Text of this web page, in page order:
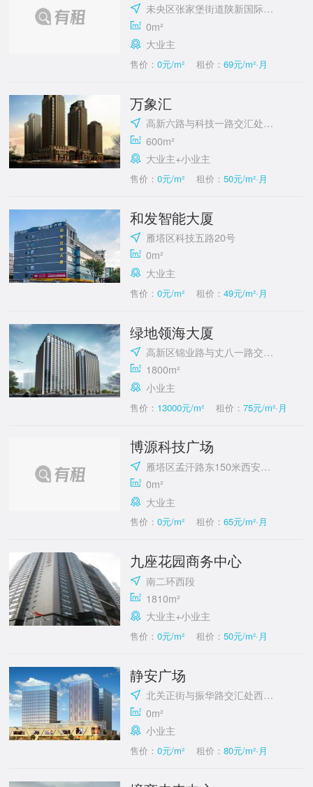
未央区张家堡街道陕新国际中心
0m²
大业主
售价：0元/m² 租价： 69元/m²·月
万象汇
高新六路与科技一路交汇处东南角
600m²
大业主+小业主
售价：0元/m² 租价： 50元/m²·月
和发智能大厦
雁塔区科技五路20号
0m²
大业主
售价：0元/m² 租价： 49元/m²·月
绿地领海大厦
高新区锦业路与丈八一路交汇处
1800m²
小业主
售价： 13000元/m² 租价： 75元/m²·月
博源科技广场
雁塔区孟汗路东150米西安交通大学国家大学科技园(雁翔路)附近
0m²
大业主
售价：0元/m² 租价： 65元/m²·月
九座花园商务中心
南二环西段
1810m²
大业主+小业主
售价：0元/m² 租价： 50元/m²·月
静安广场
北关正街与振华路交汇处西北角
0m²
小业主
售价：0元/m² 租价： 80元/m²·月